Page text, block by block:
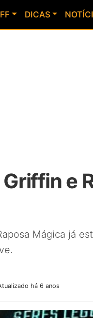
DICAS
e
Mágica já
há 6 anos